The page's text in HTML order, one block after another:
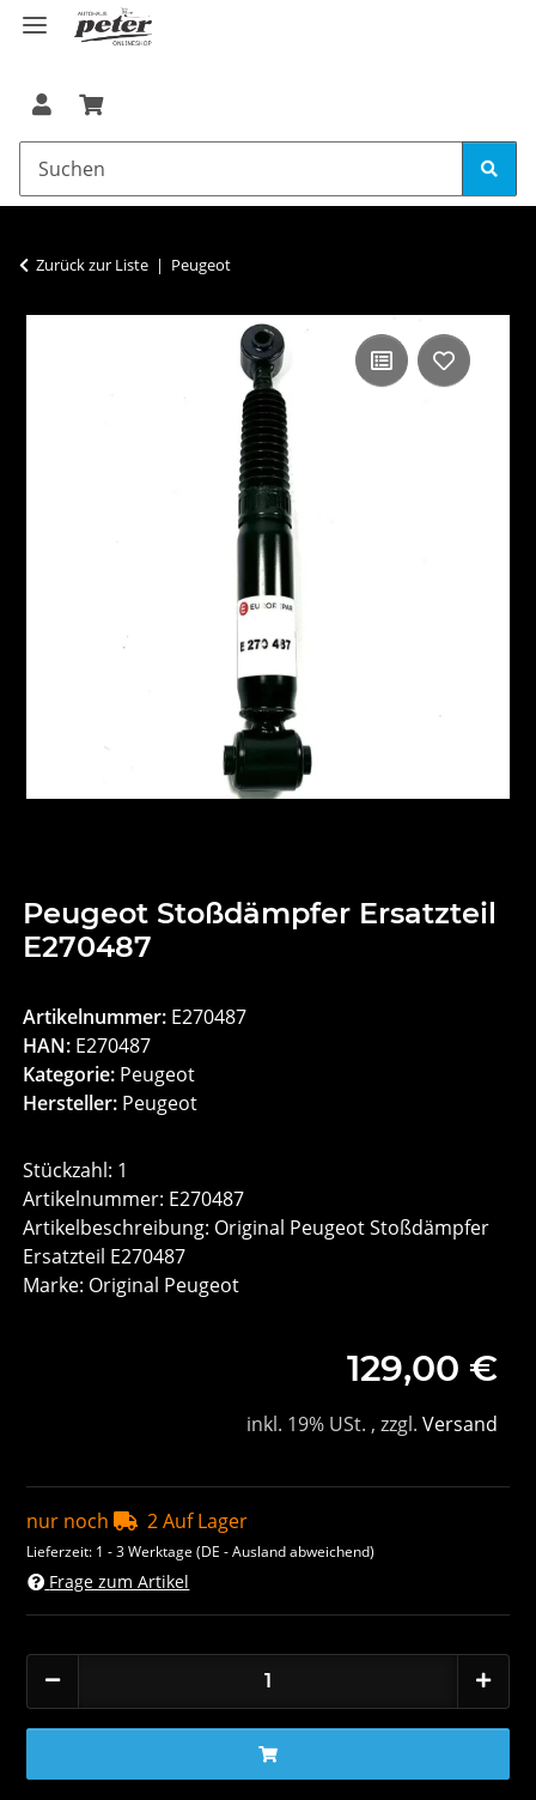
Zurück zur Liste Peugeot
Peugeot Stoßdämpfer Ersatzteil
E270487
Artikelnummer: E270487
HAN: E270487
Kategorie: Peugeot
Hersteller: Peugeot
Stückzahl: 1
Artikelnummer: E270487
Artikelbeschreibung: Original Peugeot Stoßdämpfer
Ersatzteil E270487
Marke: Original Peugeot
129,00 €
inkl. 19% USt. , zzgl. Versand
nur noch 2 Auf Lager
Lieferzeit: 1 - 3 Werktage(DE - Ausland abweichend)
Frage zum Artikel